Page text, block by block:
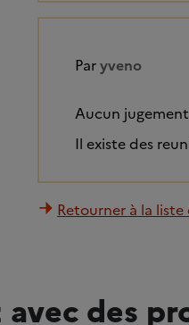
Paryveno
Aucun
Il existe des
Retourner à la liste
avec des